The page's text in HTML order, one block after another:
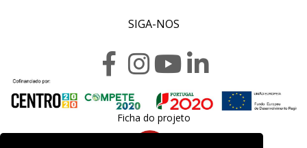
SIGA-NOS
Ficha do projeto